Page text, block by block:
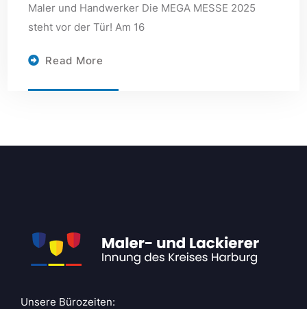
Maler und Handwerker Die MEGA MESSE 2025
steht vor der Tür! Am 16
Read More
Unsere Bürozeiten: